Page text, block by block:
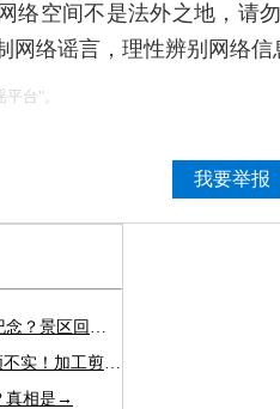
络空间不是法外之地，请
网络谣言，理性辨别网络
台"。
我要举报
捡个盐块带回家留作纪念？景区回应：不建议！可能含毒素
“广州夜市遭水浸”视频不实！加工剪辑者被刑拘，账号封禁
真相是→